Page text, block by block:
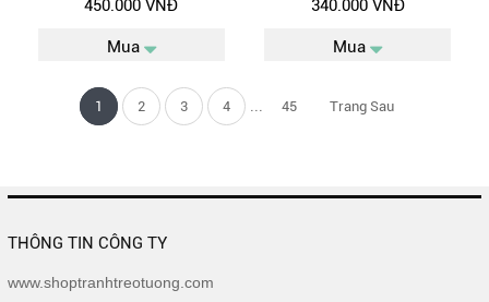
450.000 VNĐ
Mua
340.000 VNĐ
Mua
1 2 3 4 45 Trang Sau
THÔNG TIN CÔNG TY
www.shoptranhtreotuong.com